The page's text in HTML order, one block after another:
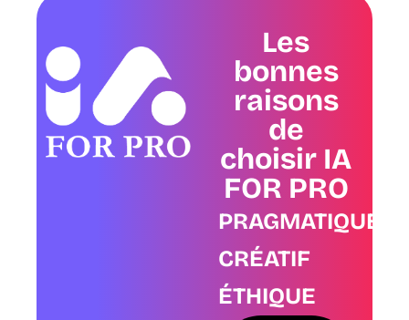
Les
bonnes
raisons
de
choisir IA
FOR PRO
PRAGMATIQUE
CRÉATIF
ÉTHIQUE